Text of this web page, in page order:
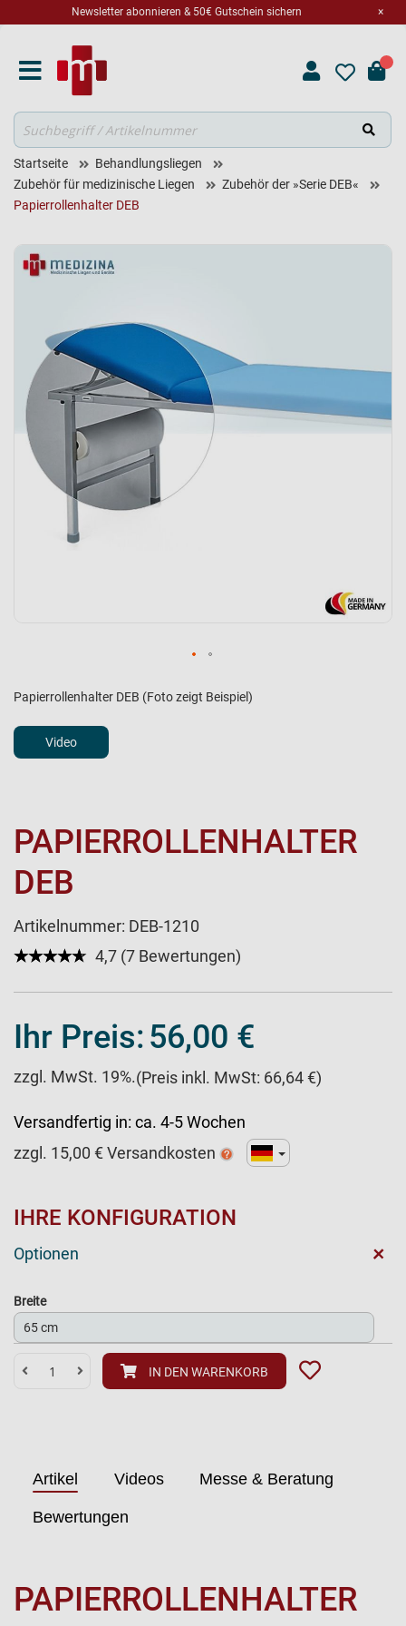
×
Newsletter abonnieren & 50€ Gutschein sichern
Suche
Startseite
Behandlungsliegen
Zubehör für medizinische Liegen
Zubehör der »Serie DEB«
Papierrollenhalter DEB
Papierrollenhalter DEB (Foto zeigt Beispiel)
Video
PAPIERROLLENHALTER
DEB
Artikelnummer: DEB-1210
★★★★★
☆☆☆☆☆ 4,7 (7 Bewertungen)
Ihr Preis:56,00 €
zzgl. MwSt. 19%.(Preis inkl. MwSt: 66,64 €)
Versandfertig in: ca. 4-5 Wochen
zzgl. 15,00 € Versandkosten
IHRE KONFIGURATION
Optionen +
Breite
IN DEN WARENKORB
Artikel Videos Messe & Beratung
Bewertungen
PAPIERROLLENHALTER